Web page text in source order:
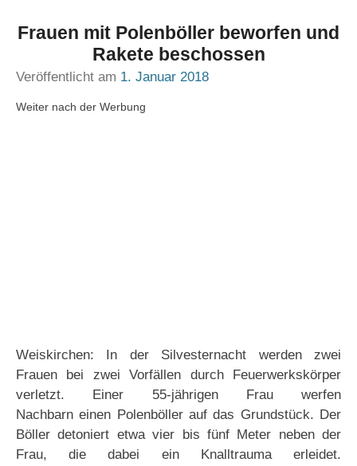
Frauen mit Polenböller beworfen und
Rakete beschossen
Veröffentlicht am 1. Januar 2018
Weiter nach der Werbung
Weiskirchen: In der Silvesternacht werden zwei
Frauen bei zwei Vorfällen durch Feuerwerkskörper
verletzt. Einer 55-jährigen Frau werfen
Nachbarn einen Polenböller auf das Grundstück. Der
Böller detoniert etwa vier bis fünf Meter neben der
Frau, die dabei ein Knalltrauma erleidet.